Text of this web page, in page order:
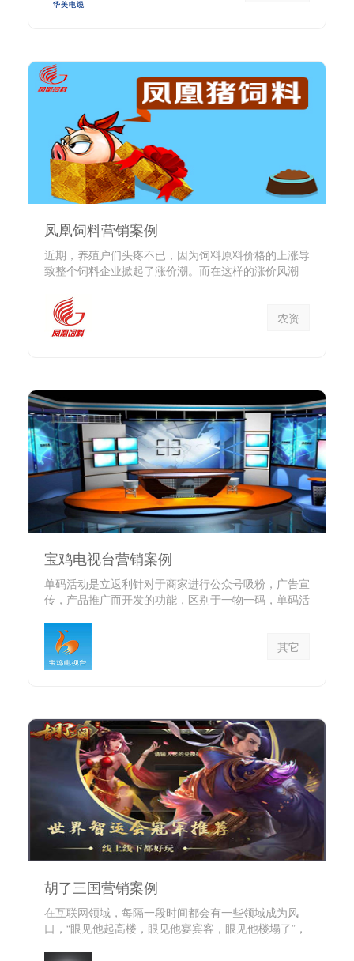
凤凰饲料营销案例
近期，养殖户们头疼不已，因为饲料原料价格的上涨导
致整个饲料企业掀起了涨价潮。而在这样的涨价风潮
农资
宝鸡电视台营销案例
单码活动是立返利针对于商家进行公众号吸粉，广告宣
传，产品推广而开发的功能，区别于一物一码，单码活
其它
胡了三国营销案例
在互联网领域，每隔一段时间都会有一些领域成为风
口，“眼见他起高楼，眼见他宴宾客，眼见他楼塌了”，